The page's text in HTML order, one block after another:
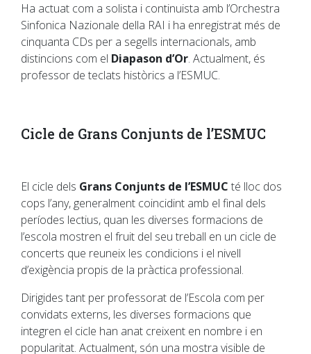
Ha actuat com a solista i continuista amb l’Orchestra
Sinfonica Nazionale della RAI i ha enregistrat més de
cinquanta CDs per a segells internacionals, amb
distincions com el Diapason d’Or. Actualment, és
professor de teclats històrics a l’ESMUC.
Cicle de Grans Conjunts de l’ESMUC
El cicle dels Grans Conjunts de l’ESMUC té lloc dos
cops l’any, generalment coincidint amb el final dels
períodes lectius, quan les diverses formacions de
l’escola mostren el fruit del seu treball en un cicle de
concerts que reuneix les condicions i el nivell
d’exigència propis de la pràctica professional.
Dirigides tant per professorat de l’Escola com per
convidats externs, les diverses formacions que
integren el cicle han anat creixent en nombre i en
popularitat. Actualment, són una mostra visible de